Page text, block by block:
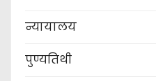
न्यायालय
पुण्यतिथी